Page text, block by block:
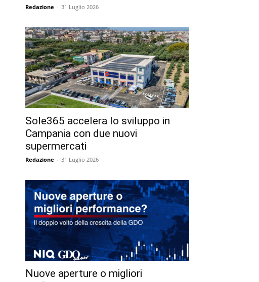
Redazione - 31 Luglio 2026
Sole365 accelera lo sviluppo in
Campania con due nuovi
supermercati
Redazione - 31 Luglio 2026
Nuove aperture o migliori